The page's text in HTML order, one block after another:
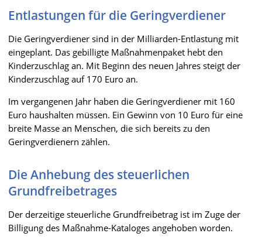
Entlastungen für die Geringverdiener
Die Geringverdiener sind in der Milliarden-Entlastung mit
eingeplant. Das gebilligte Maßnahmenpaket hebt den
Kinderzuschlag an. Mit Beginn des neuen Jahres steigt der
Kinderzuschlag auf 170 Euro an.
Im vergangenen Jahr haben die Geringverdiener mit 160
Euro haushalten müssen. Ein Gewinn von 10 Euro für eine
breite Masse an Menschen, die sich bereits zu den
Geringverdienern zählen.
Die Anhebung des steuerlichen
Grundfreibetrages
Der derzeitige steuerliche Grundfreibetrag ist im Zuge der
Billigung des Maßnahme-Kataloges angehoben worden.